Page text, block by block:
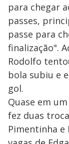
para chegar
passes,
passe para
finalização".
Rodolfo
bola subiu e
gol.
Quase em
fez duas
Pimentinha e